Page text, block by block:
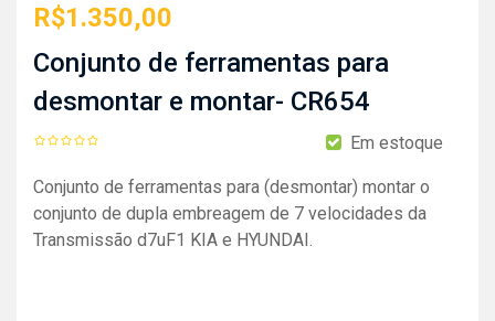
R$1.350,00
Conjunto de ferramentas para
desmontar e montar- CR654
Em estoque
Conjunto de ferramentas para (desmontar) montar o
conjunto de dupla embreagem de 7 velocidades da
Transmissão d7uF1 KIA e HYUNDAI.